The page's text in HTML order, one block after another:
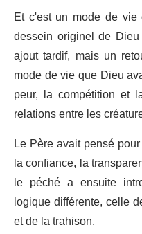
Et c'est un mode de
dessein originel de
ajout tardif, mais un
mode de vie que Dieu
peur, la compétition et
relations entre les
Le Père avait pensé
la confiance, la
le péché a ensuite
logique différente, celle
et de la trahison.